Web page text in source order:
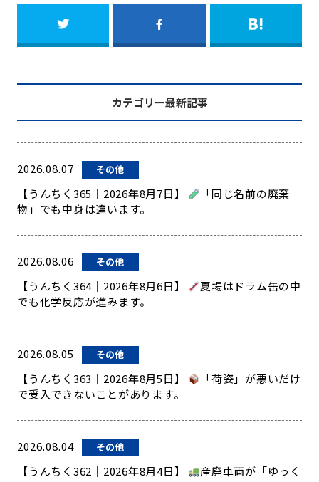
カテゴリー最新記事
2026.08.07 その他
【うんちく365｜2026年8月7日】
「同じ名前の廃棄
物」でも中身は違います。
2026.08.06 その他
【うんちく364｜2026年8月6日】
夏場はドラム缶の中
でも化学反応が進みます。
2026.08.05 その他
【うんちく363｜2026年8月5日】
「荷姿」が悪いだけ
で受入できないことがあります。
2026.08.04 その他
【うんちく362｜2026年8月4日】
産廃車両が「ゆっく